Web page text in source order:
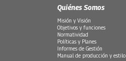
Quiénes Somos
Misión y Visión
Objetivos y funciones
Normatividad
Políticas y Planes
Informes de Gestión
Manual de producción y estilo